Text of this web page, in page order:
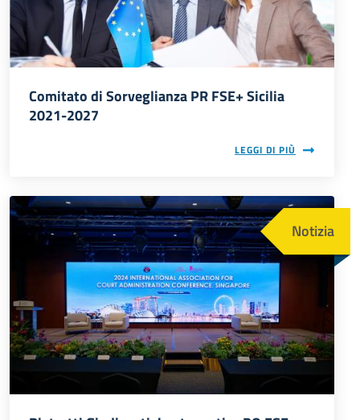
Comitato di Sorveglianza PR FSE+ Sicilia
2021-2027
LEGGI DI PIÙ
Immagine
Notizia